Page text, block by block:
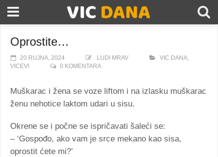
Oprostite…
20 RUJNA, 2024 LUDI MRAV VIC DANA,
VICEVI
0 KOMENTARA
Muškarac i žena se voze liftom i na izlasku muškarac
ženu nehotice laktom udari u sisu.
Okrene se i počne se ispričavati šaleći se:
– ‘Gospođo, ako vam je srce mekano kao sisa,
oprostit ćete mi?’